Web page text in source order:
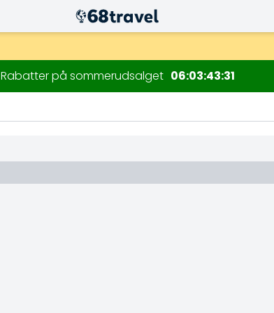
Rabatter på sommerudsalget 06034330